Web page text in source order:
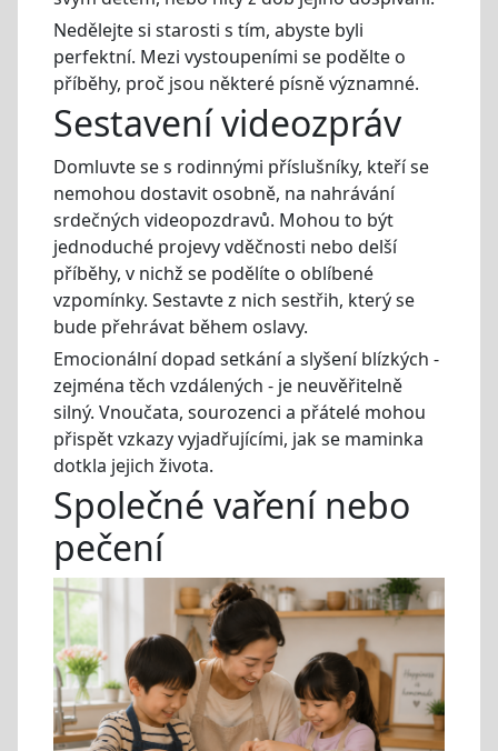
Nedělejte si starosti s tím, abyste byli
perfektní. Mezi vystoupeními se podělte o
příběhy, proč jsou některé písně významné.
Sestavení videozpráv
Domluvte se s rodinnými příslušníky, kteří se
nemohou dostavit osobně, na nahrávání
srdečných videopozdravů. Mohou to být
jednoduché projevy vděčnosti nebo delší
příběhy, v nichž se podělíte o oblíbené
vzpomínky. Sestavte z nich sestřih, který se
bude přehrávat během oslavy.
Emocionální dopad setkání a slyšení blízkých -
zejména těch vzdálených - je neuvěřitelně
silný. Vnoučata, sourozenci a přátelé mohou
přispět vzkazy vyjadřujícími, jak se maminka
dotkla jejich života.
Společné vaření nebo
pečení